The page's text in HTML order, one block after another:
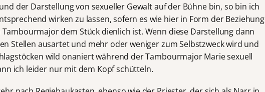
der Darstellung von sexueller Gewalt auf der Bühne bin, so bin ich
wirken zu lassen, sofern es wie hier in Form der Beziehung
dem Stück dienlich ist. Wenn diese Darstellung dann
Stellen ausartet und mehr oder weniger zum Selbstzweck wird und
wild onaniert während der Tambourmajor Marie sexuell
ich leider nur mit dem Kopf schütteln.